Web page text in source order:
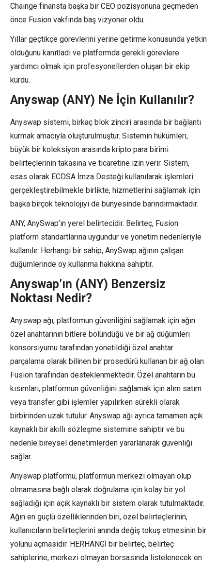
Chainge finansta başka bir CEO pozisyonuna geçmeden
önce Fusion vakfında baş vizyoner oldu.
Yıllar geçtikçe görevlerini yerine getirme konusunda yetkin
olduğunu kanıtladı ve platformda gerekli görevlere
yardımcı olmak için profesyonellerden oluşan bir ekip
kurdu.
Anyswap (ANY) Ne İçin Kullanılır?
Anyswap sistemi, birkaç blok zinciri arasında bir bağlantı
kurmak amacıyla oluşturulmuştur. Sistemin hükümleri,
büyük bir koleksiyon arasında kripto para birimi
belirteçlerinin takasına ve ticaretine izin verir. Sistem,
esas olarak ECDSA İmza Desteği kullanılarak işlemleri
gerçekleştirebilmekle birlikte, hizmetlerini sağlamak için
başka birçok teknolojiyi de bünyesinde barındırmaktadır.
ANY, AnySwap’ın yerel belirtecidir. Belirteç, Fusion
platform standartlarına uygundur ve yönetim nedenleriyle
kullanılır. Herhangi bir sahip, AnySwap ağının çalışan
düğümlerinde oy kullanma hakkına sahiptir.
Anyswap’ın (ANY) Benzersiz
Noktası Nedir?
Anyswap ağı, platformun güvenliğini sağlamak için ağın
özel anahtarının bitlere bölündüğü ve bir ağ düğümleri
konsorsiyumu tarafından yönetildiği özel anahtar
parçalama olarak bilinen bir prosedürü kullanan bir ağ olan
Fusion tarafından desteklenmektedir. Özel anahtarın bu
kısımları, platformun güvenliğini sağlamak için alım satım
veya transfer gibi işlemler yapılırken sürekli olarak
birbirinden uzak tutulur. Anyswap ağı ayrıca tamamen açık
kaynaklı bir akıllı sözleşme sistemine sahiptir ve bu
nedenle bireysel denetimlerden yararlanarak güvenliği
sağlar.
Anyswap platformu, platformun merkezi olmayan olup
olmamasına bağlı olarak doğrulama için kolay bir yol
sağladığı için açık kaynaklı bir sistem olarak tutulmaktadır.
Ağın en güçlü özelliklerinden biri, özel belirteçlerinin,
kullanıcıların belirteçlerini anında değiş tokuş etmesinin bir
yolunu açmasıdır. HERHANGİ bir belirteç, belirteç
sahiplerine, merkezi olmayan borsasında listelenecek en